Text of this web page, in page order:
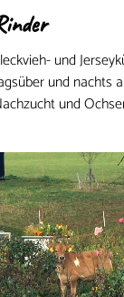
und
und nachts
und